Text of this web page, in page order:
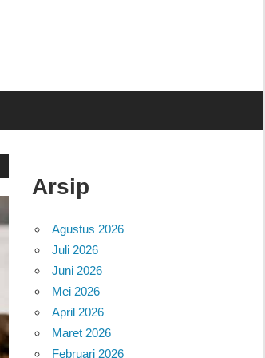
Arsip
Agustus 2026
Juli 2026
Juni 2026
Mei 2026
April 2026
Maret 2026
Februari 2026